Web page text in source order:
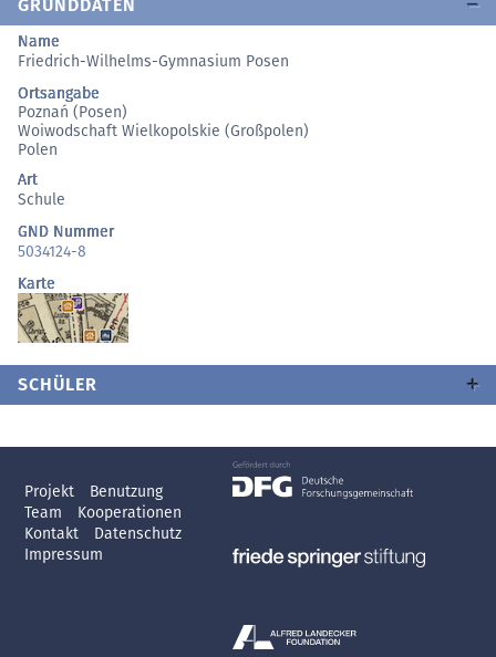
GRUNDDATEN
Name
Friedrich-Wilhelms-Gymnasium Posen
Ortsangabe
Poznań (Posen)
Woiwodschaft Wielkopolskie (Großpolen)
Polen
Art
Schule
GND Nummer
5034124-8
Karte
SCHÜLER
Projekt
Benutzung
Team
Kooperationen
Kontakt
Datenschutz
Impressum